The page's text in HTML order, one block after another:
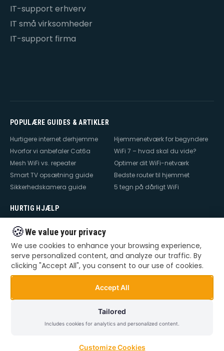
IT-support erhverv
IT små virksomheder
IT-support firma
POPULÆRE GUIDES & ARTIKLER
Hurtigere internet derhjemme
Hjemmenetværk for begyndere
Hvorfor vi anbefaler Cat6a
WiFi 7 – hvad skal du vide?
Mesh WiFi vs. repeater
Optimer dit WiFi-netværk
Smart TV opsætning guide
Bedste router til hjemmet
Sikkerhedskamera guide
5 tegn på dårligt WiFi
HURTIG HJÆLP
Hjælp til internet
Hjælp til TV
Hjælp til router
WiFi falder ud
TV der ikke virker
Dårlig WiFi
Mesh WiFi opsætning
Videoovervågning – privat &
Privatlivspolitik Handelsbetingelser
🍪We value your privacy
We use cookies to enhance your browsing experience,
serve personalized content, and analyze our traffic. By
clicking "Accept All", you consent to our use of cookies.
Accept All
Tailored
Includes cookies for analytics and personalized content.
Customize Cookies